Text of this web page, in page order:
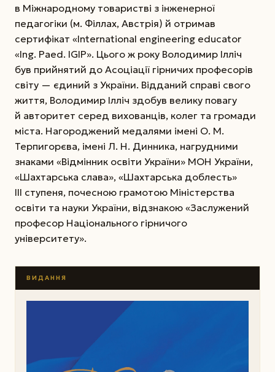
в Міжнародному товаристві з інженерної
педагогіки (м. Філлах, Австрія) й отримав
сертифікат «International engineering educator
«Ing. Paed. IGIP». Цього ж року Володимир Ілліч
був прийнятий до Асоціації гірничих професорів
cвіту — єдиний з України. Відданий справі свого
життя, Володимир Ілліч здобув велику повагу
й авторитет серед вихованців, колег та громади
міста. Нагороджений медалями імені О. М.
Терпигорєва, імені Л. Н. Динника, нагрудними
знаками «Відмінник освіти України» МОН України,
«Шахтарська слава», «Шахтарська доблесть»
ІІІ ступеня, почесною грамотою Міністерства
освіти та науки України, відзнакою «Заслужений
професор Національного гірничого
університету».
ВИДАННЯ